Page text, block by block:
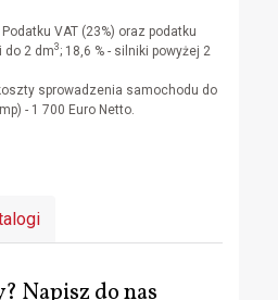
VAT (23%) oraz podatku
do 2 dm3; 18,6 % - silniki powyżej 2
sprowadzenia samochodu do
- 1 700 Euro Netto.
Napisz do nas